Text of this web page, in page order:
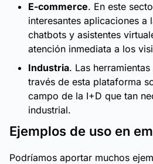
E-commerce. En este
interesantes aplicaciones a
chatbots y asistentes
atención inmediata a los
Industria. Las
través de esta plataforma
campo de la I+D que tan
industrial.
Ejemplos de uso en
Podríamos aportar muchos